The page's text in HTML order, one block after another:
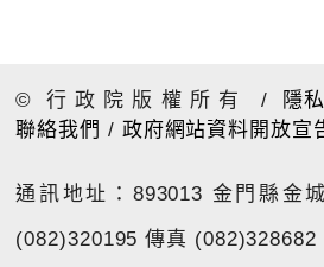
© 行政院版權所有 / 隱
聯絡我們 / 政府網站資料開放宣
通訊地址：893013 金門縣金
(082)320195 傳真 (082)328682